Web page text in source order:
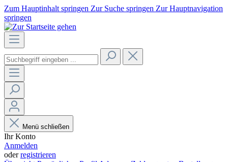
Zum Hauptinhalt springen Zur Suche springen Zur Hauptnavigation
springen
Menü schließen
Ihr Konto
Anmelden
oderregistrieren